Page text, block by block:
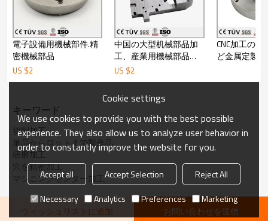
アルマイト、黒染め、ニッケルメッキ、亜鉛めっき、クロムメッ
キ、タフトライド、
高周波、焼入れ、焼き戻し、焼鈍し、サンドブラスト、など対応
出来ます。
検査能力：
○検査にも、日本製のミツトヨ三次元測定機、工具顕微鏡、ハイ
トゲージ、高さゲージ、
00級大理石定番、栓ゲージ、ネジゲージなど普通の検査道具を
部品が全数検査を行っております。
取引条件：
○日本語と英語にも対応できます。
○弊社は輸出ライセンスを持っております。
○ OEM:可
○最小ロット数:1 pcs 納期:発注後15日間(1pcs 発注時)
○引渡し条件:FOB dalian、CIF
○支払い条件:T/T
○決済可能な通貨: 日本円、米ドル
電子設備用機械部件.精
密機械部品
US $2
中国の大型机械部品加
工、産業用機械部品、
治工具製作
US $2
CNC加工の
ど金属定製
キーワード
切削加工
単品からロットまで製作品
研磨加工
穴を精密加工
マシニングセンター加工
ウィッシュリストに追加 お問い合わせを送信
Cookie settings
We use cookies to provide you with the best possible
experience. They also allow us to analyze user behavior in
order to constantly improve the website for you.
Accept all Accept Selection
Reject All
Necessary
Analytics Preferences Marketing